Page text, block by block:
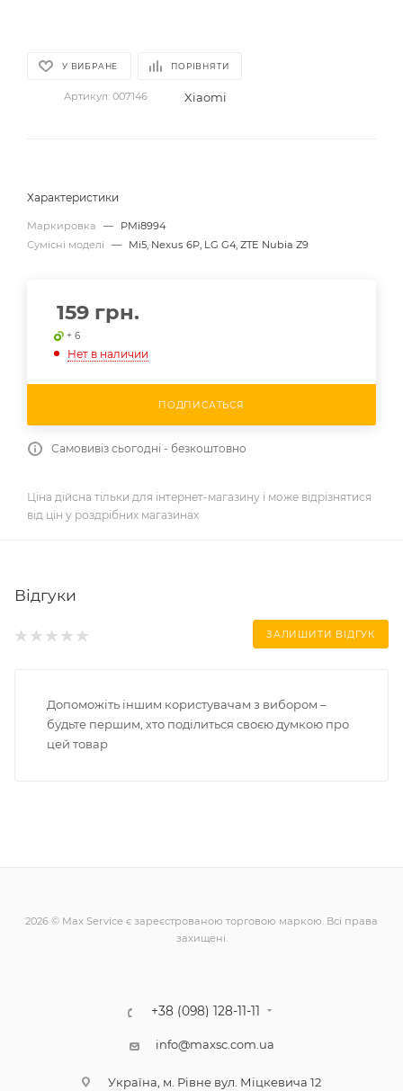
У ВИБРАНЕ ПОРІВНЯТИ
Артикул: 007146 Xiaomi
Характеристики
Маркировка —
PMi8994
Сумісні моделі
— Mi5, Nexus 6P, LG G4, ZTE Nubia Z9
159 грн.
+ 6
Нет в наличии
ПОДПИСАТЬСЯ
Самовивіз сьогодні - безкоштовно
Ціна дійсна тільки для інтернет-магазину і може відрізнятися
від цін у роздрібних магазинах
Відгуки
ЗАЛИШИТИ ВІДГУК
Допоможіть іншим користувачам з вибором –
будьте першим, хто поділиться своєю думкою про
цей товар
2026 © Max Service є зареєстрованою торговою маркою. Всі права
захищені.
+38 (098) 128-11-11
info@maxsc.com.ua
Українa, м. Рівне вул. Міцкевича 12